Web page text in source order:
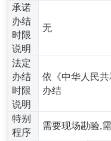
承诺
办结
时限
说明
无
法定
办结
时限
说明
依《中华人民
办结
特别
程序
需要现场勘验,